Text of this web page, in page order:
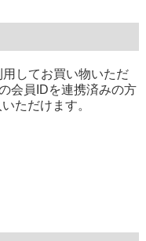
してお買い物いただ
会員IDを連携済みの方
ただけます。